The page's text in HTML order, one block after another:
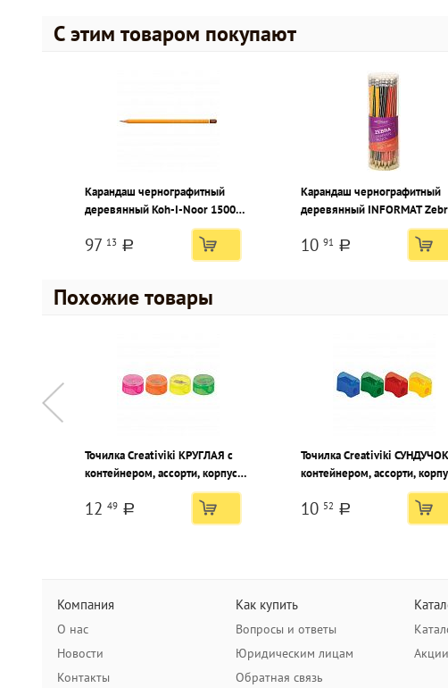
С этим товаром покупают
Карандаш чернографитный
деревянный Koh-I-Noor 1500
10Н заточенный, шестигранный,
картонная коробка
97 13 a
Карандаш чернографитный
деревянный INFORMAT
НВ с ластиком, заточенный,
шестигранный, принт на
10 91 a
Похожие товары
Точилка Creativiki КРУГЛАЯ с
контейнером, ассорти, корпус
пластик, 1 отверстие, в тубусе
12 49 a
Точилка Creativiki
контейнером, ассорти,
пластик, 1 отверстие, в
10 52 a
Компания
О нас
Новости
Контакты
Как купить
Вопросы и ответы
Юридическим лицам
Обратная связь
Акции